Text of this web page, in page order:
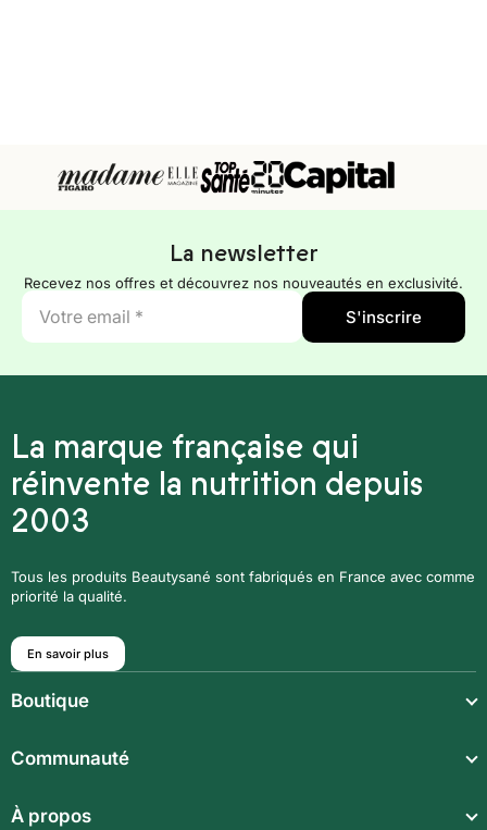
La newsletter
Recevez nos offres et découvrez nos nouveautés en exclusivité.
E-
mail
*
S'inscrire
La marque française qui
réinvente la nutrition depuis
2003
Tous les produits Beautysané sont fabriqués en France avec comme
priorité la qualité.
En savoir plus
Boutique
Compléments alimentaires
Communauté
Communauté
À propos